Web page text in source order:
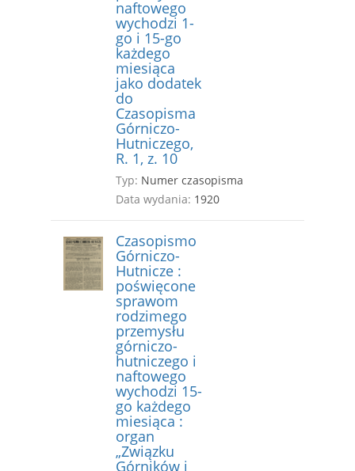
naftowego
wychodzi 1-
go i 15-go
każdego
miesiąca
jako dodatek
do
Czasopisma
Górniczo-
Hutniczego,
R. 1, z. 10
Typ: Numer czasopisma
Data wydania: 1920
Czasopismo
Górniczo-
Hutnicze :
poświęcone
sprawom
rodzimego
przemysłu
górniczo-
hutniczego i
naftowego
wychodzi 15-
go każdego
miesiąca :
organ
„Związku
Górników i